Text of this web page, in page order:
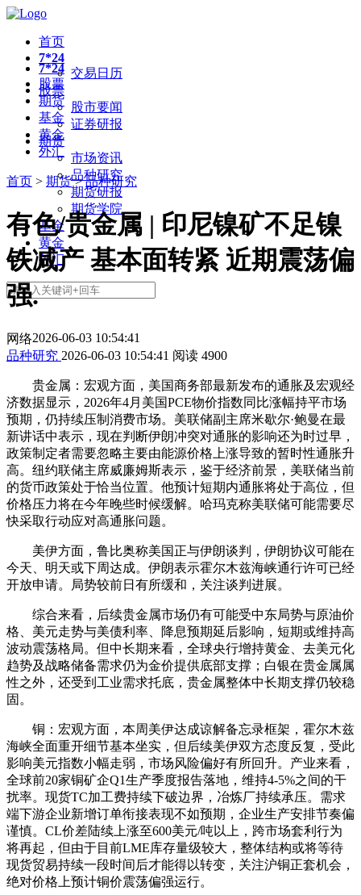
首页
7*24
交易日历
股票
股市要闻
证券研报
期货
市场资讯
品种研究
期货研报
期货学院
基金
黄金
外汇
7*24
股票
期货
基金
黄金
外汇
首页 > 期货>品种研究
有色/贵金属 | 印尼镍矿不足镍
铁减产 基本面转紧 近期震荡偏
强.
网络2026-06-03 10:54:41
品种研究 2026-06-03 10:54:41 阅读 4900
贵金属 ：宏观方面，美国商务部最新发布的通胀及宏观经
济数据显示，2026年4月美国PCE物价指数同比涨幅持平市场
预期，仍持续压制消费市场。美联储副主席米歇尔·鲍曼在最
新讲话中表示，现在判断伊朗冲突对通胀的影响还为时过早，
政策制定者需要忽略主要由能源价格上涨导致的暂时性通胀升
高。纽约联储主席威廉姆斯表示，鉴于经济前景，美联储当前
的货币政策处于恰当位置。他预计短期内通胀将处于高位，但
价格压力将在今年晚些时候缓解。哈玛克称美联储可能需要尽
快采取行动应对高通胀问题。
美伊方面，鲁比奥称美国正与伊朗谈判，伊朗协议可能在
今天、明天或下周达成。伊朗表示霍尔木兹海峡通行许可已经
开放申请。局势较前日有所缓和，关注谈判进展。
综合来看，后续贵金属市场仍有可能受中东局势与原油价
格、美元走势与美债利率、降息预期延后影响，短期或维持高
波动震荡格局。但中长期来看，全球央行增持黄金 、去美元化
趋势及战略储备需求仍为金价提供底部支撑； 白银在贵金属属
性之外，还受到工业需求托底，贵金属整体中长期支撑仍较稳
固。
铜 ：宏观方面，本周美伊达成谅解备忘录框架，霍尔木兹
海峡全面重开细节基本坐实，但后续美伊双方态度反复，受此
影响美元指数小幅走弱，市场风险偏好有所回升。产业来看，
全球前20家铜矿企Q1生产季度报告落地，维持4-5%之间的干
扰率。现货TC加工费持续下破边界，冶炼厂持续承压。需求
端下游企业新增订单衔接表现不如预期，企业生产安排节奏偏
谨慎。CL价差陆续上涨至600美元/吨以上，跨市场套利行为
将再起，但由于目前LME库存量级较大，整体结构或将等待
现货贸易持续一段时间后才能得以转变，关注沪铜正套机会，
绝对价格上预计铜价震荡偏强运行。